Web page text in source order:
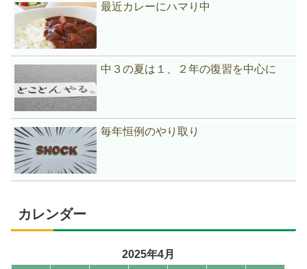
最近カレーにハマり中
中３の夏は１、２年の復習を中心に
毎年恒例のやり取り
カレンダー
2025年4月